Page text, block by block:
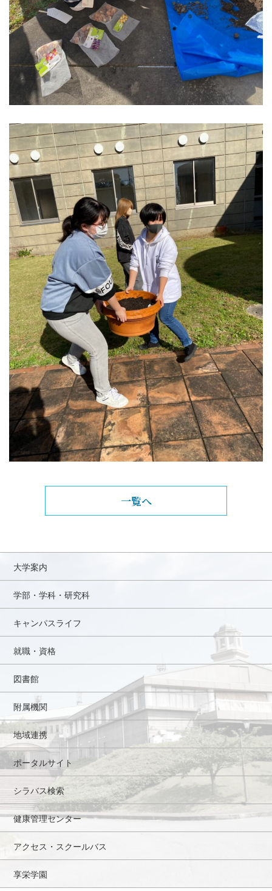
一覧へ
大学案内
学部・学科・研究科
キャンパスライフ
就職・資格
図書館
附属機関
地域連携
ポータルサイト
シラバス検索
健康管理センター
アクセス・スクールバス
享栄学園